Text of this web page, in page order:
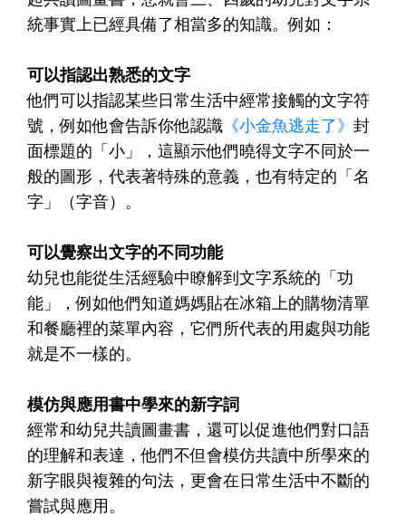
統事實上已經具備了相當多的知識。例如：
可以指認出熟悉的文字
他們可以指認某些日常生活中經常接觸的文字符
號，例如他會告訴你他認識 《小金魚逃走了》 封
面標題的「小」，這顯示他們曉得文字不同於一
般的圖形，代表著特殊的意義，也有特定的「名
字」（字音）。
可以覺察出文字的不同功能
幼兒也能從生活經驗中瞭解到文字系統的「功
能」，例如他們知道媽媽貼在冰箱上的購物清單
和餐廳裡的菜單內容，它們所代表的用處與功能
就是不一樣的。
模仿與應用書中學來的新字詞
經常和幼兒共讀圖畫書，還可以促進他們對口語
的理解和表達，他們不但會模仿共讀中所學來的
新字眼與複雜的句法，更會在日常生活中不斷的
嘗試與應用。